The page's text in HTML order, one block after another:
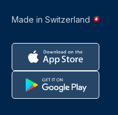
Made in Switzerland